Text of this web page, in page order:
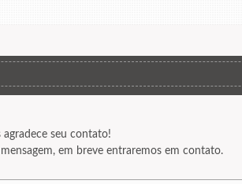
seu contato!
em breve entraremos em contato.